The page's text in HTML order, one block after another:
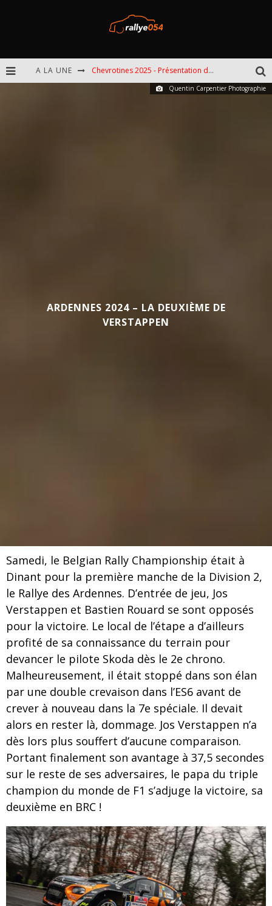
A LA UNE Chevrotines 2025 - Présentation de l'épreuve
EBR 2025 - Présentation de l'épreuve
Quentin Carpentier Photographie
ARDENNES 2024 – LA DEUXIÈME DE
VERSTAPPEN
Samedi, le Belgian Rally Championship était à
Dinant pour la première manche de la Division 2,
le Rallye des Ardennes. D’entrée de jeu, Jos
Verstappen et Bastien Rouard se sont opposés
pour la victoire. Le local de l’étape a d’ailleurs
profité de sa connaissance du terrain pour
devancer le pilote Skoda dès le 2e chrono.
Malheureusement, il était stoppé dans son élan
par une double crevaison dans l’ES6 avant de
crever à nouveau dans la 7e spéciale. Il devait
alors en rester là, dommage. Jos Verstappen n’a
dès lors plus souffert d’aucune comparaison.
Portant finalement son avantage à 37,5 secondes
sur le reste de ses adversaires, le papa du triple
champion du monde de F1 s’adjuge la victoire, sa
deuxième en BRC !